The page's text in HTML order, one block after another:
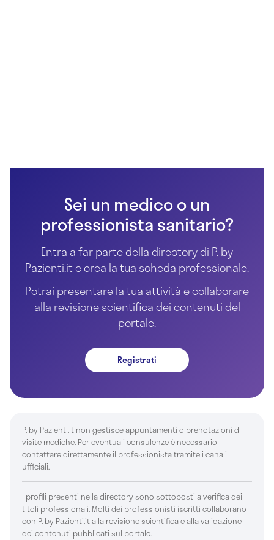
Sei un medico o un
professionista sanitario?
Entra a far parte della directory di P. by
Pazienti.it e crea la tua scheda professionale.
Potrai presentare la tua attività e collaborare
alla revisione scientifica dei contenuti del
portale.
Registrati
P. by Pazienti.it non gestisce appuntamenti o prenotazioni di
visite mediche. Per eventuali consulenze è necessario
contattare direttamente il professionista tramite i canali
ufficiali.
I profili presenti nella directory sono sottoposti a verifica dei
titoli professionali. Molti dei professionisti iscritti collaborano
con P. by Pazienti.it alla revisione scientifica e alla validazione
dei contenuti pubblicati sul portale.